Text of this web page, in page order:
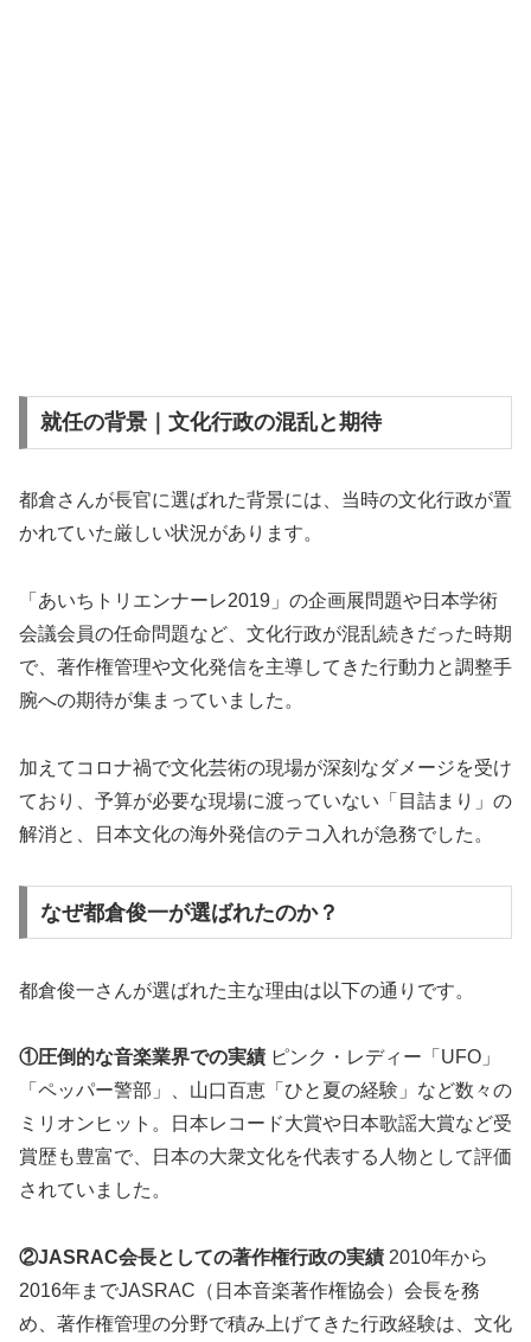
就任の背景｜文化行政の混乱と期待
都倉さんが長官に選ばれた背景には、当時の文化行政が置
かれていた厳しい状況があります。
「あいちトリエンナーレ2019」の企画展問題や日本学術
会議会員の任命問題など、文化行政が混乱続きだった時期
で、著作権管理や文化発信を主導してきた行動力と調整手
腕への期待が集まっていました。
加えてコロナ禍で文化芸術の現場が深刻なダメージを受け
ており、予算が必要な現場に渡っていない「目詰まり」の
解消と、日本文化の海外発信のテコ入れが急務でした。
なぜ都倉俊一が選ばれたのか？
都倉俊一さんが選ばれた主な理由は以下の通りです。
①圧倒的な音楽業界での実績 ピンク・レディー「UFO」
「ペッパー警部」、山口百恵「ひと夏の経験」など数々の
ミリオンヒット。日本レコード大賞や日本歌謡大賞など受
賞歴も豊富で、日本の大衆文化を代表する人物として評価
されていました。
②JASRAC会長としての著作権行政の実績 2010年から
2016年までJASRAC（日本音楽著作権協会）会長を務
め、著作権管理の分野で積み上げてきた行政経験は、文化